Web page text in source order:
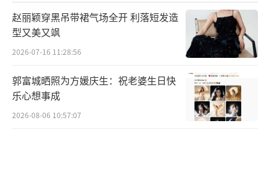
场竞争加剧，而歌曲品质也在不断提升。本年
度，周深、刘宇宁、LBI利比（时柏尘）、梓
渝、蔡徐坤、张艺兴、宋亚轩、严浩翔、张峻
豪SHUN、时代少年团凭借突出的数据表现，
获评由你榜年度歌手。其中，周深凭借《小美
满》《花开忘忧》等多首作品的持续高热播表
赵丽颖穿黑吊带裙气场全开 利落短发造
型又美又飒
2026-07-16 11:28:56
郭富城晒照为方媛庆生：祝老婆生日快
乐心想事成
2026-08-06 10:57:07